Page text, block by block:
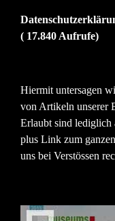
( 17.840 Aufrufe)
Hiermit untersagen
von Artikeln unserer
Erlaubt sind lediglich
plus Link zum
uns bei Verstössen